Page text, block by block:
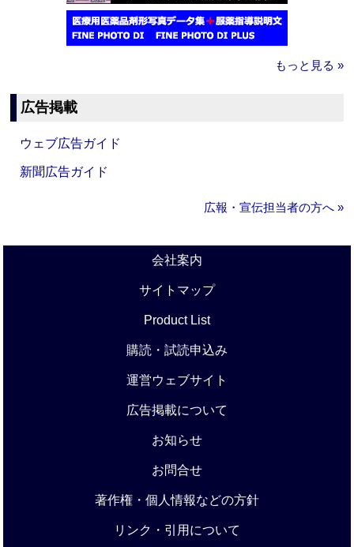
もっと見る »
広告掲載
ウェブ広告ガイド
新聞広告ガイド
広報・宣伝担当者の方へ »
会社案内
サイトマップ
Product List
購読・試読申込み
運営ウェブサイト
広告掲載について
お知らせ
お問合せ
著作権・個人情報などの方針
リンク・引用について